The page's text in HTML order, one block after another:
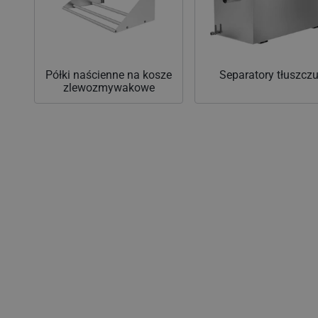
Półki naścienne na kosze
zlewozmywakowe
Separatory tłuszczu